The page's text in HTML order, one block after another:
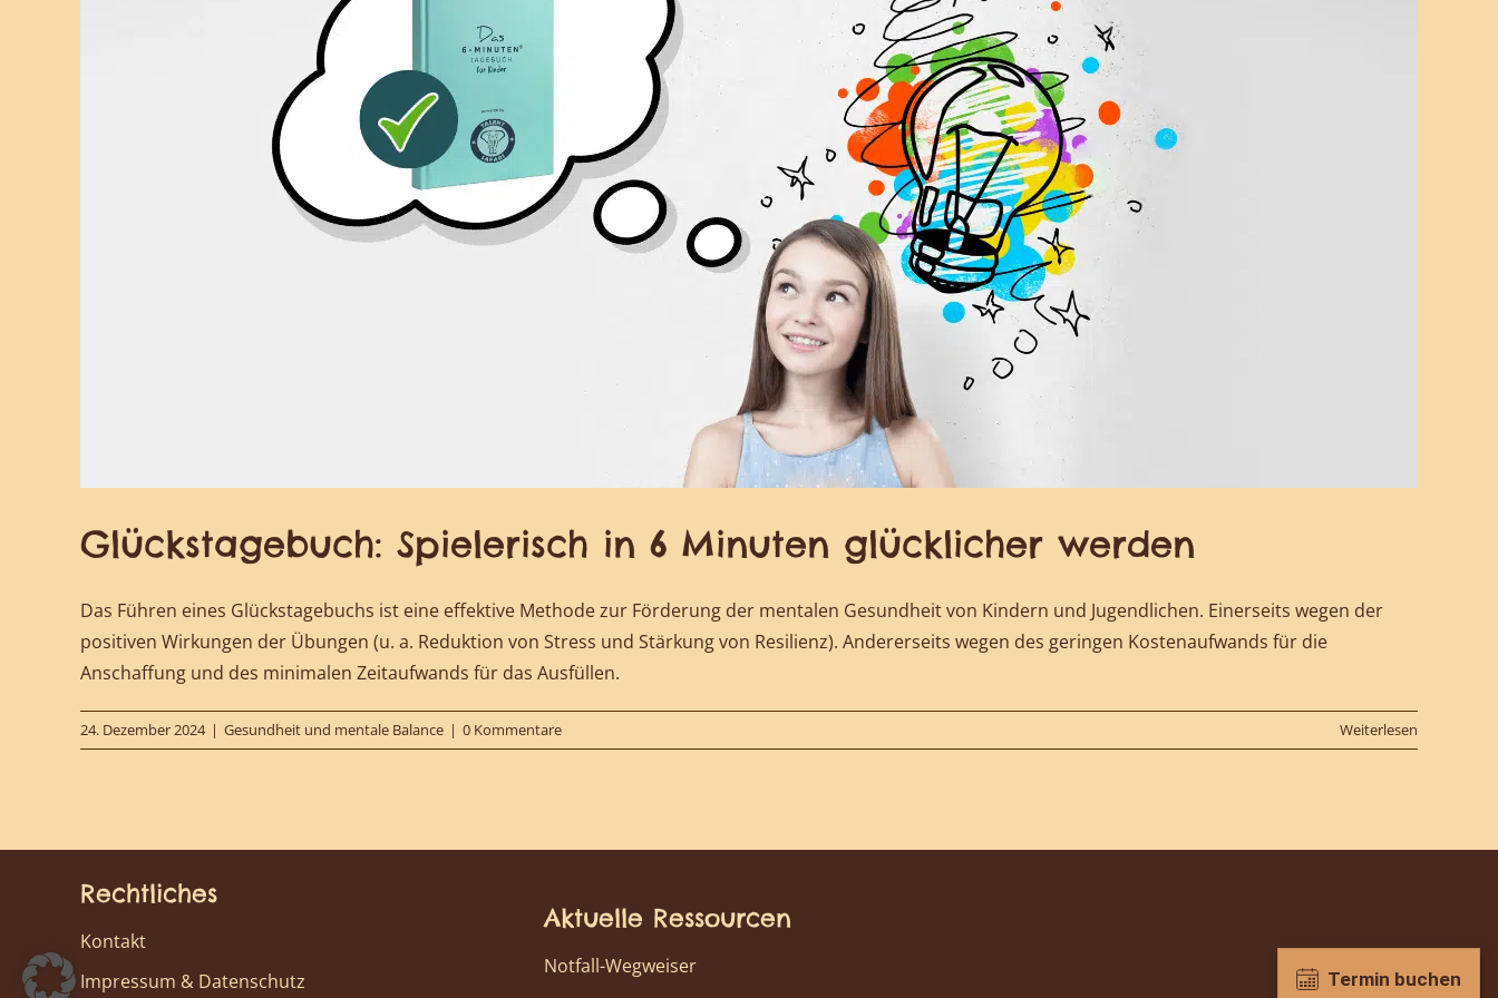
Glückstagebuch: Spielerisch in 6 Minuten glücklicher werden
Das Führen eines Glückstagebuchs ist eine effektive Methode zur Förderung der mentalen Gesundheit von Kindern und Jugendlichen. Einerseits wegen der
positiven Wirkungen der Übungen (u. a. Reduktion von Stress und Stärkung von Resilienz). Andererseits wegen des geringen Kostenaufwands für die
Anschaffung und des minimalen Zeitaufwands für das Ausfüllen.
24. Dezember 2024 | Gesundheit und mentale Balance | 0 Kommentare Weiterlesen
Rechtliches
Kontakt
Impressum & Datenschutz
Aktuelle Ressourcen
Notfall-Wegweiser
Termin buchen